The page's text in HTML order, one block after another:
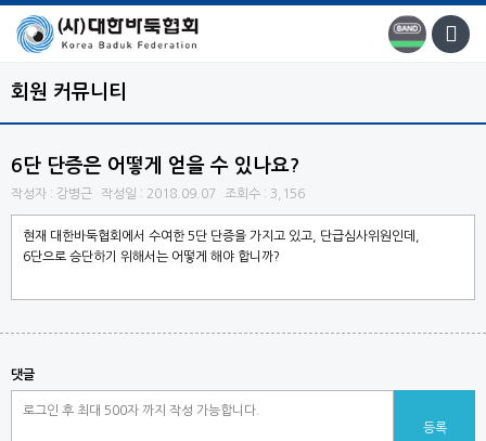
회원 커뮤니티
6단 단증은 어떻게 얻을 수 있나요?
작성자 : 강병근 작성일 : 2018.09.07 조회수 : 3,156
현재 대한바둑협회에서 수여한 5단 단증을 가지고 있고, 단급심사위원인데,
6단으로 승단하기 위해서는 어떻게 해야 합니까?
댓글
등록